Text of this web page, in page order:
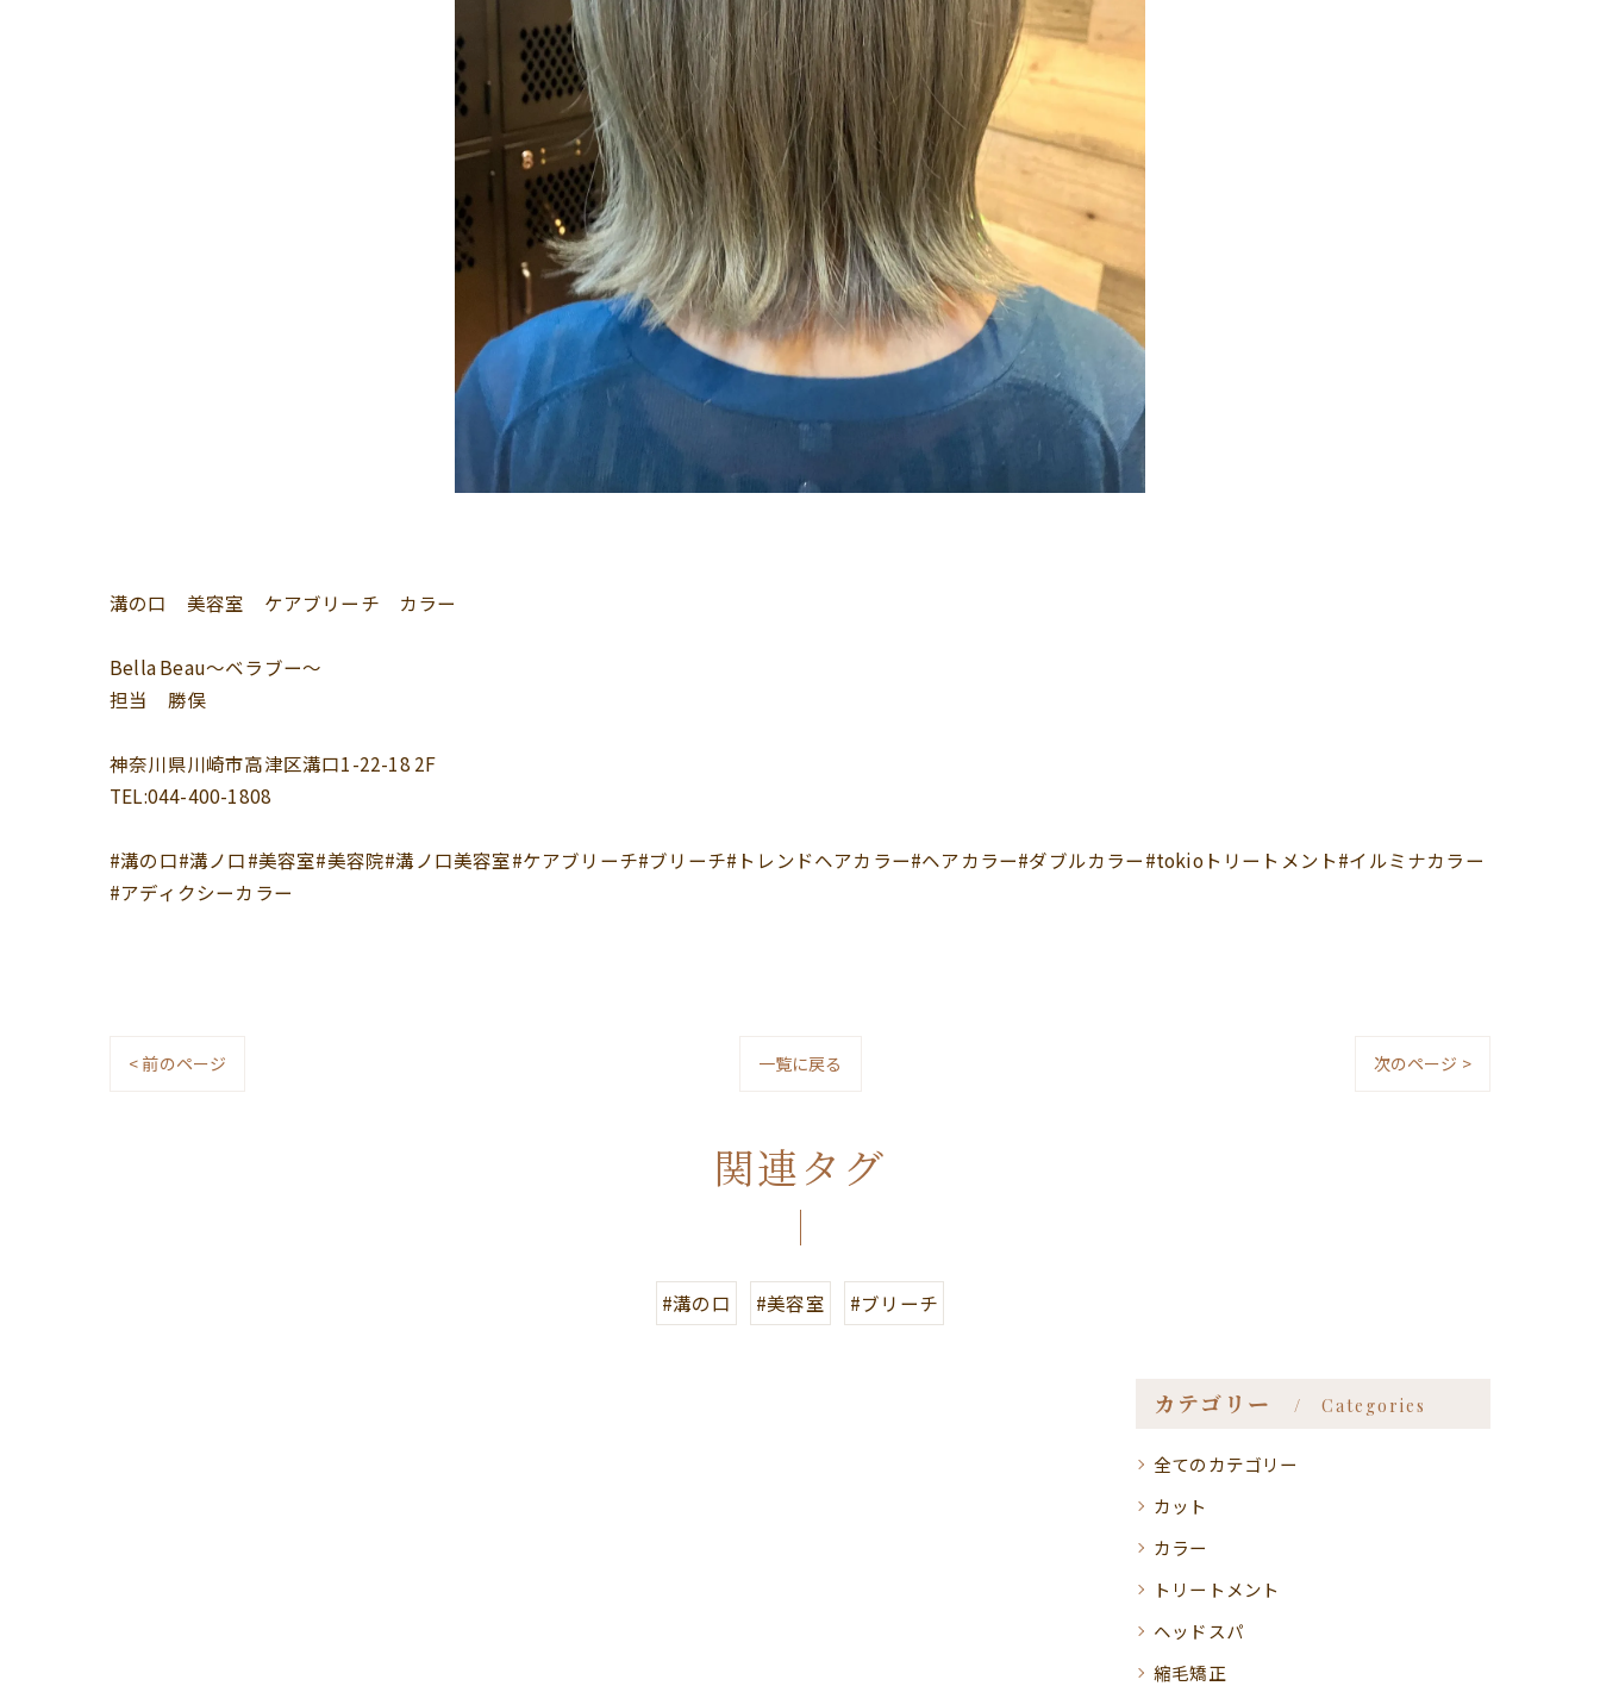
溝の口 美容室 ケアブリーチ カラー
Bella Beau〜ベラブー〜
担当 勝俣
神奈川県川崎市高津区溝口1-22-18 2F
TEL:044-400-1808
#溝の口#溝ノ口#美容室#美容院#溝ノ口美容室#ケアブリーチ#ブリーチ#トレンドヘアカラー#ヘアカラー#ダブルカラー#tokioトリートメント#イルミナカラー
#アディクシーカラー
< 前のページ 一覧に戻る 次のページ >
関連タグ
#溝の口 #美容室 #ブリーチ
カテゴリー Categories
全てのカテゴリー
カット
カラー
トリートメント
ヘッドスパ
縮毛矯正